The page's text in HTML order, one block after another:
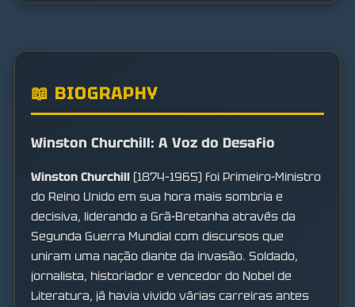
📖 BIOGRAPHY
Winston Churchill: A Voz do Desafio
Winston Churchill (1874–1965) foi Primeiro-Ministro
do Reino Unido em sua hora mais sombria e
decisiva, liderando a Grã-Bretanha através da
Segunda Guerra Mundial com discursos que
uniram uma nação diante da invasão. Soldado,
jornalista, historiador e vencedor do Nobel de
Literatura, já havia vivido várias carreiras antes